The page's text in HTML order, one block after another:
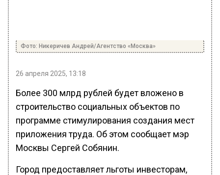
Фото: Никеричев Андрей/Агентство «Москва»
26 апреля 2025, 13:18
Более 300 млрд рублей будет вложено в
строительство социальных объектов по
программе стимулирования создания мест
приложения труда. Об этом сообщает мэр
Москвы Сергей Собянин.
Город предоставляет льготы инвесторам,